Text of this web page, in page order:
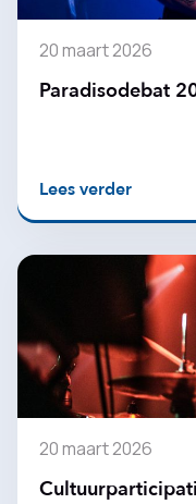
20 maart 2026
Paradisodebat
Lees verder
20 maart 2026